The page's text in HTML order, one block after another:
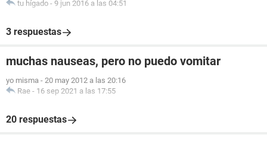
tu hígado - 9 jun 2016 a las 04:51
3 respuestas
muchas nauseas, pero no puedo vomitar
yo misma - 20 may 2012 a las 20:16
Rae - 16 sep 2021 a las 17:55
20 respuestas